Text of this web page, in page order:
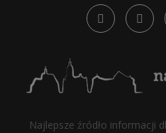
Najlepsze źródło informacji